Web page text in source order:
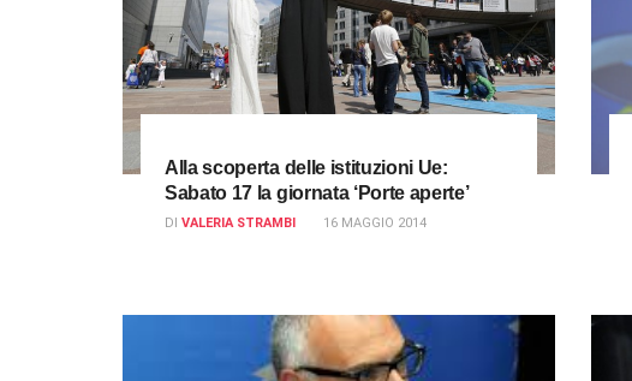
Alla scoperta delle istituzioni Ue:
Sabato 17 la giornata ‘Porte aperte’
DI VALERIA STRAMBI 16 MAGGIO 2014